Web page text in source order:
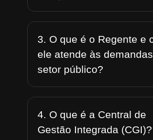
3. O que é o Regente e
ele atende às
setor público?
4. O que é a Central de
Gestão Integrada (CGI)?